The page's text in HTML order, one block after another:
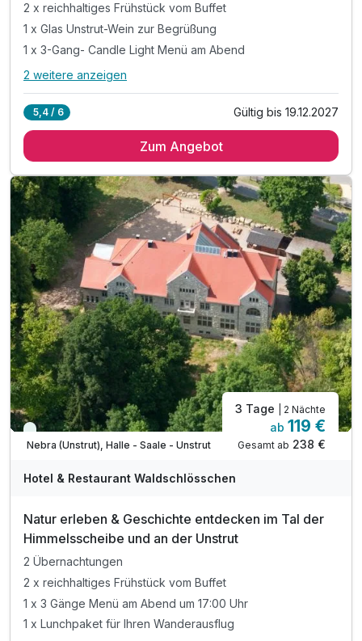
2 x reichhaltiges Frühstück vom Buffet
1 x Glas Unstrut-Wein zur Begrüßung
1 x 3-Gang- Candle Light Menü am Abend
Alle Inklusivleistungen
2 x reichhaltiges Frühstück vom Buffet
1 x 3-Gang- Candle Light Menü am Abend
inkl. Parkplatz
inkl. W-LAN
2 weitere anzeigen
5,4 / 6 Gültig bis 19.12.2027
Zum Angebot
Immer verfügbar
Nebra (Unstrut), Halle - Saale - Unstrut
3 Tage | 2 Nächte
ab 119 €
Gesamt ab 238 €
Hotel & Restaurant Waldschlösschen
Natur erleben & Geschichte entdecken im Tal der
Himmelsscheibe und an der Unstrut
2 Übernachtungen
2 x reichhaltiges Frühstück vom Buffet
1 x 3 Gänge Menü am Abend um 17:00 Uhr
1 x Lunchpaket für Ihren Wanderausflug